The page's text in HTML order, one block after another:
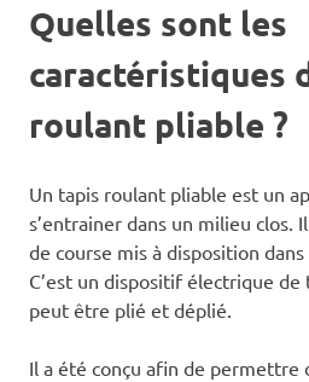
Quelles sont les
caractéristiques
roulant pliable ?
Un tapis roulant pliable est un
s’entrainer dans un milieu clos.
de course mis à disposition
C’est un dispositif électrique
peut être plié et déplié.
Il a été conçu afin de permettre